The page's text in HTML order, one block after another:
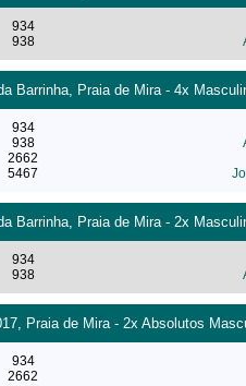
934
938
Barrinha, Praia de Mira - 4x
934
938
2662
5467
Barrinha, Praia de Mira - 2x
934
938
Praia de Mira - 2x Absolutos
934
2662